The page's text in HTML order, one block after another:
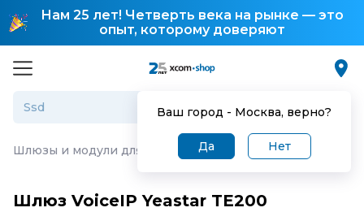
Нам 25 лет! Четверть века на рынке — это
опыт, которому доверяют
Ваш город - Москва, верно?
Да Нет
Шлюзы и модули для IP-телефонии Шлюз VoiceIP
Шлюз VoiceIP Yeastar TE200